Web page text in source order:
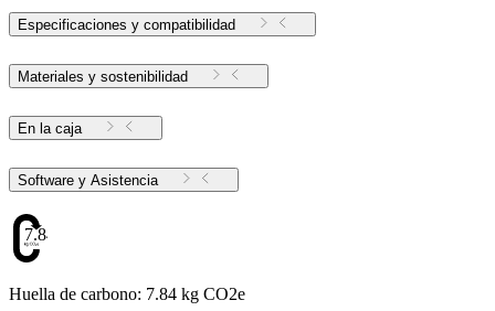
Especificaciones y compatibilidad
Materiales y sostenibilidad
En la caja
Software y Asistencia
7.84
Huella de carbono: 7.84 kg CO2e